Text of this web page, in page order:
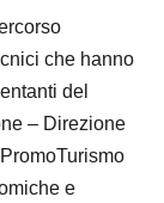
che hanno
del
– Direzione
e